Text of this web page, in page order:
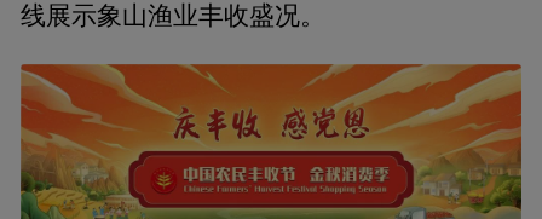
线展示象山渔业丰收盛况。